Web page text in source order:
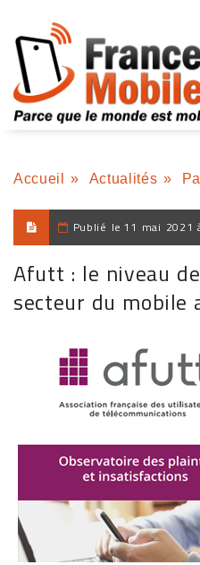
Accueil » Actualités »
Publié le 11 mai 2021
Afutt : le niveau
secteur du mobile